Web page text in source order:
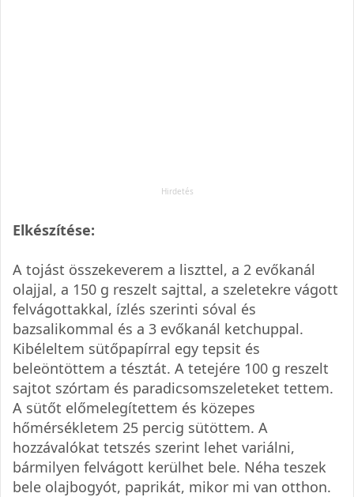
Elkészítése:
A tojást összekeverem a liszttel, a 2 evőkanál
olajjal, a 150 g reszelt sajttal, a szeletekre vágott
felvágottakkal, ízlés szerinti sóval és
bazsalikommal és a 3 evőkanál ketchuppal.
Kibéleltem sütőpapírral egy tepsit és
beleöntöttem a tésztát. A tetejére 100 g reszelt
sajtot szórtam és paradicsomszeleteket tettem.
A sütőt előmelegítettem és közepes
hőmérsékletem 25 percig sütöttem. A
hozzávalókat tetszés szerint lehet variálni,
bármilyen felvágott kerülhet bele. Néha teszek
bele olajbogyót, paprikát, mikor mi van otthon.